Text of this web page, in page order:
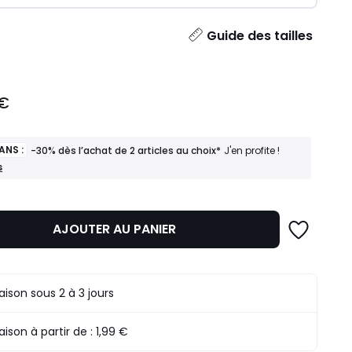
Guide des tailles
: -30% dès l’achat de 2 articles au choix* J'en profite !
AJOUTER AU PANIER
sous 2 à 3 jours
à partir de :1,99 €